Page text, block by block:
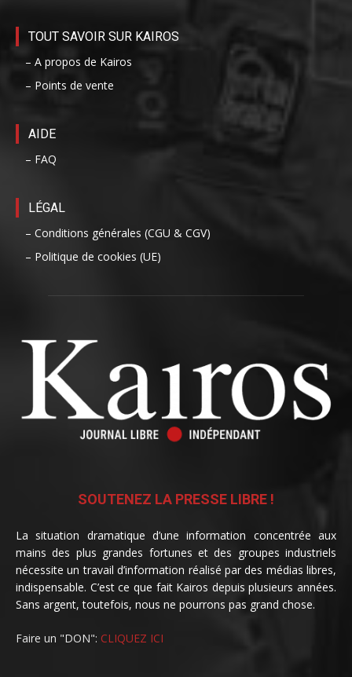
TOUT SAVOIR SUR KAIROS
– A propos de Kairos
– Points de vente
AIDE
– FAQ
LÉGAL
– Conditions générales (CGU & CGV)
– Politique de cookies (UE)
SOUTENEZ LA PRESSE LIBRE !
La situation dramatique d’une information concentrée aux
mains des plus grandes fortunes et des groupes industriels
nécessite un travail d’information réalisé par des médias libres,
indispensable. C’est ce que fait Kairos depuis plusieurs années.
Sans argent, toutefois, nous ne pourrons pas grand chose.
Faire un "DON": CLIQUEZ ICI